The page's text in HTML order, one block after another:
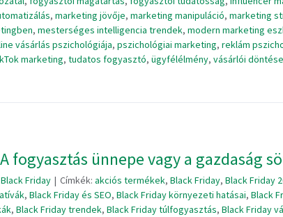
, marketing jövője, marketing manipuláció, marketing
, mesterséges intelligencia trendek, modern marketing
vásárlás pszichológiája, pszichológiai marketing, reklám
marketing, tudatos fogyasztó, ügyfélélmény, vásárlói
fogyasztás ünnepe vagy a gazdaság
Black Friday | Címkék: akciós termékek, Black Friday, Black Friday
, Black Friday és SEO, Black Friday környezeti hatásai, Black
, Black Friday trendek, Black Friday túlfogyasztás, Black Friday